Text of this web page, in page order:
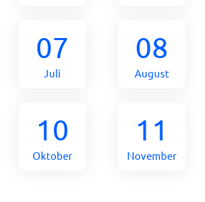
07
Juli
08
August
10
Oktober
11
November